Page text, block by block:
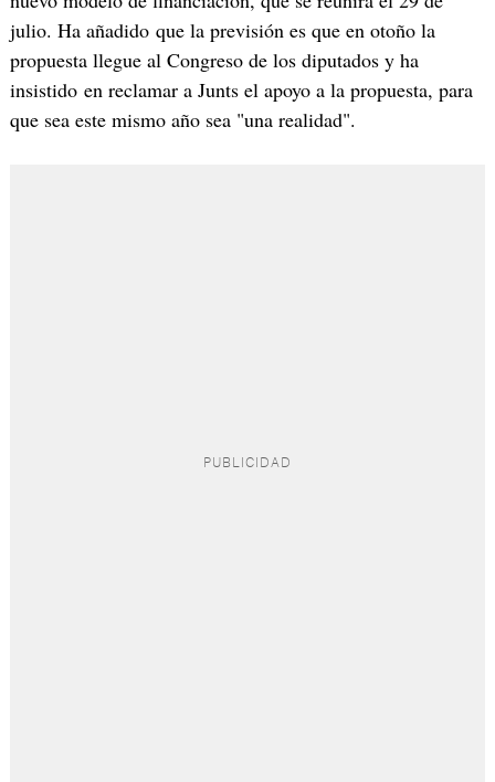
julio. Ha añadido que la previsión es que en otoño la
propuesta llegue al Congreso de los diputados y ha
insistido en reclamar a Junts el apoyo a la propuesta, para
que sea este mismo año sea "una realidad".